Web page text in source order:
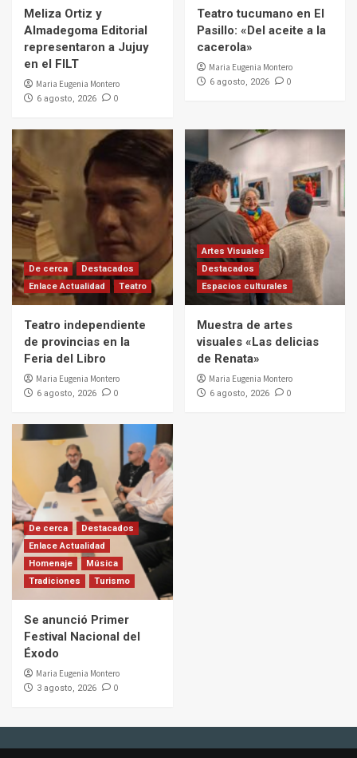
Meliza Ortiz y
Almadegoma Editorial
representaron a Jujuy
en el FILT
Maria Eugenia Montero
6 agosto, 2026 0
Teatro tucumano en El
Pasillo: «Del aceite a la
cacerola»
Maria Eugenia Montero
6 agosto, 2026 0
De cerca
Destacados
Enlace Actualidad
Teatro
Teatro independiente
de provincias en la
Feria del Libro
Maria Eugenia Montero
6 agosto, 2026 0
Artes Visuales
Destacados
Espacios culturales
Muestra de artes
visuales «Las delicias
de Renata»
Maria Eugenia Montero
6 agosto, 2026 0
De cerca
Destacados
Enlace Actualidad
Homenaje
Música
Tradiciones
Turismo
Se anunció Primer
Festival Nacional del
Éxodo
Maria Eugenia Montero
3 agosto, 2026 0